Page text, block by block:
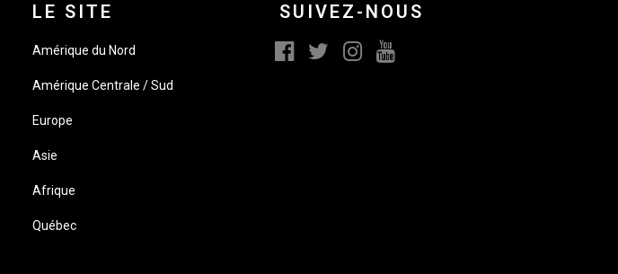
LE SITE
Amérique du Nord
Amérique Centrale / Sud
Europe
Asie
Afrique
Québec
SUIVEZ-NOUS